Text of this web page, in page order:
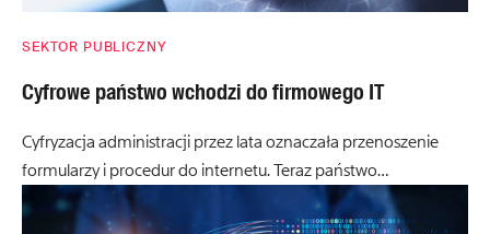
SEKTOR PUBLICZNY
Cyfrowe państwo wchodzi do firmowego IT
Cyfryzacja administracji przez lata oznaczała przenoszenie
formularzy i procedur do internetu. Teraz państwo…